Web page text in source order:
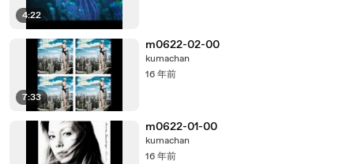
4:22
7:33
m0622-02-00
kumachan
16 年前
m0622-01-00
kumachan
16 年前